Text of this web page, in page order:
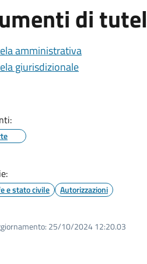
di
amministrativa
giurisdizionale
e stato civile Autorizzazioni
25/10/2024 12:20.03